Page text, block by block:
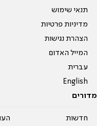
תנאי שימוש
מדיניות פרטיות
הצהרת נגישות
המייל האדום
עברית
English
מדורים
חדשות